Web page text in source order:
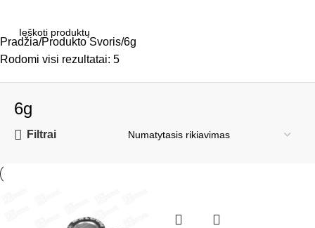
Pradžia Produkto Svoris 6g
Rodomi visi rezultatai: 5
6g
Filtrai